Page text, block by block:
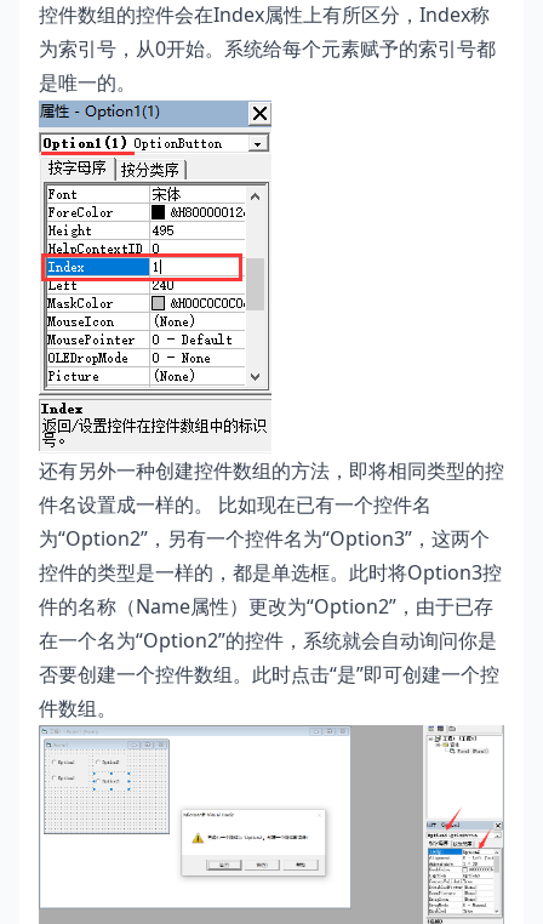
控件数组的控件会在Index属性上有所区分，Index称
为索引号，从0开始。系统给每个元素赋予的索引号都
是唯一的。
还有另外一种创建控件数组的方法，即将相同类型的控
件名设置成一样的。 比如现在已有一个控件名
为“Option2”，另有一个控件名为“Option3”，这两个
控件的类型是一样的，都是单选框。此时将Option3控
件的名称（Name属性）更改为“Option2”，由于已存
在一个名为“Option2”的控件，系统就会自动询问你是
否要创建一个控件数组。此时点击“是”即可创建一个控
件数组。